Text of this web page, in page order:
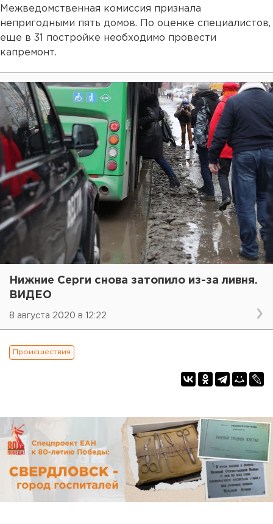
Межведомственная комиссия признала
непригодными пять домов. По оценке специалистов,
еще в 31 постройке необходимо провести
капремонт.
Нижние Серги снова затопило из-за ливня.
ВИДЕО
8 августа 2020 в 12:22
Происшествия